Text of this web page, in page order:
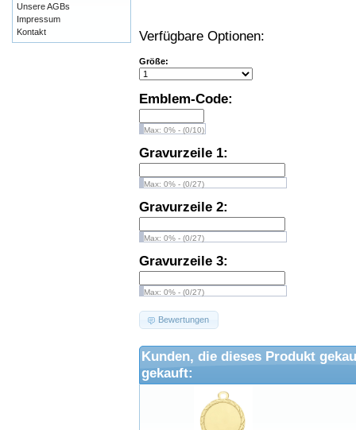
Verfügbare Optionen:
Größe:
Emblem-Code:
Max: 0% - (0/10)
Gravurzeile 1:
Max: 0% - (0/27)
Gravurzeile 2:
Max: 0% - (0/27)
Gravurzeile 3:
Max: 0% - (0/27)
Bewertungen
Kunden, die dieses Produkt
gekauft:
Unsere AGBs
Impressum
Kontakt